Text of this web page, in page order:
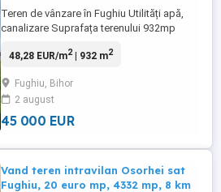
Teren de vânzare în Fughiu Utilități apă,
canalizare Suprafața terenului 932mp
48,28 EUR/m2| 932 m2
Fughiu, Bihor
2 august
45 000 EUR
Vand teren intravilan Osorhei sat
Fughiu, 20 euro mp, 4332 mp, 8 km